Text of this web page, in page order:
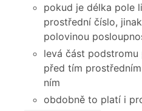
pokud je délka pole
prostřední číslo,
polovinou
levá část
před tím
ním
obdobně to platí i